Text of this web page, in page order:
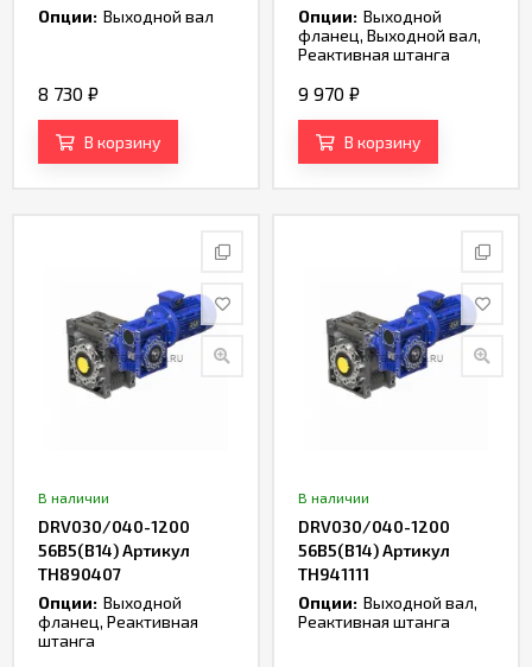
Опции: Выходной вал
8 730 ₽
В корзину
Опции: Выходной
фланец, Выходной вал,
Реактивная штанга
9 970 ₽
В корзину
В наличии
DRV030/040-1200
56B5(B14) Артикул
TH890407
Опции: Выходной
фланец, Реактивная
штанга
В наличии
DRV030/040-1200
56B5(B14) Артикул
TH941111
Опции: Выходной вал,
Реактивная штанга